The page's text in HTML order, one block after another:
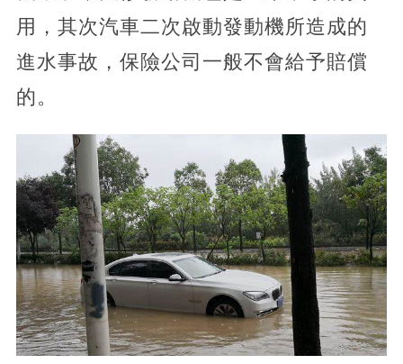
用，其次汽車二次啟動發動機所造成的
進水事故，保險公司一般不會給予賠償
的。